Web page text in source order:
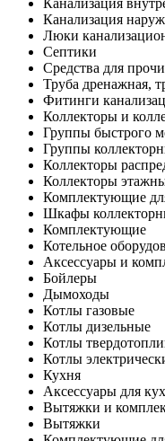
Канализация
Канализация
Люки
Септики
Средства для
Труба дренажная,
Фитинги
Коллекторы и
Группы быстрого
Группы
Коллекторы
Коллекторы
Комплектующие
Шкафы
Комплектующие
Котельное
Аксессуары и
Бойлеры
Дымоходы
Котлы газовые
Котлы дизельные
Котлы
Котлы
Кухня
Аксессуары для
Вытяжки и
Вытяжки